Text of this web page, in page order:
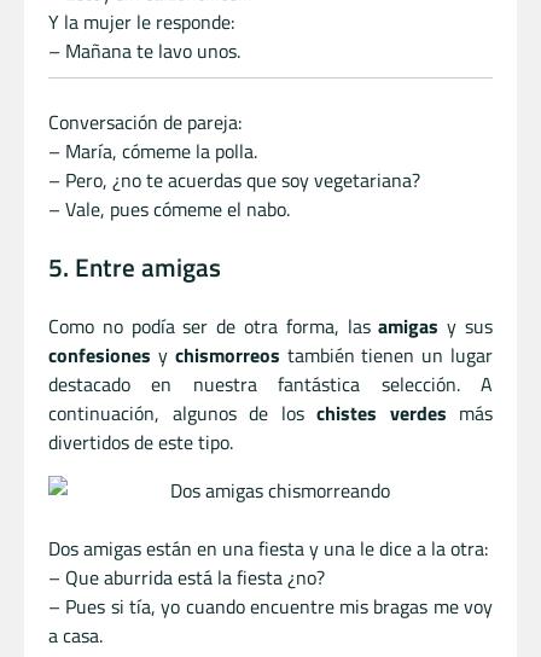
Y la mujer le responde:
– Mañana te lavo unos.
Conversación de pareja:
– María, cómeme la polla.
– Pero, ¿no te acuerdas que soy vegetariana?
– Vale, pues cómeme el nabo.
5. Entre amigas
Como no podía ser de otra forma, lasamigas y sus
confesiones y chismorreos también tienen un lugar
destacado en nuestra fantástica selección. A
continuación, algunos de los chistes verdes más
divertidos de este tipo.
Dos amigas están en una fiesta y una le dice a la otra:
– Que aburrida está la fiesta ¿no?
– Pues si tía, yo cuando encuentre mis bragas me voy
a casa.